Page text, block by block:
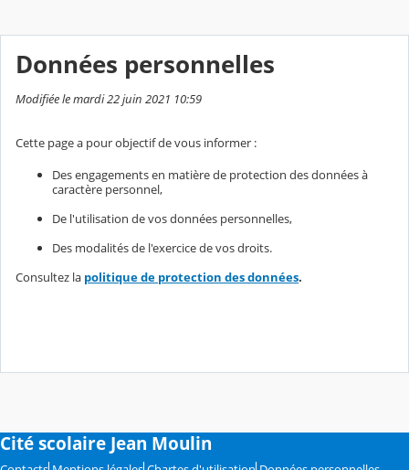
Données personnelles
Modifiée le mardi 22 juin 2021 10:59
Cette page a pour objectif de vous informer :
Des engagements en matière de protection des données à
caractère personnel,
De l'utilisation de vos données personnelles,
Des modalités de l'exercice de vos droits.
Consultez la politique de protection des données.
Cité scolaire Jean Moulin